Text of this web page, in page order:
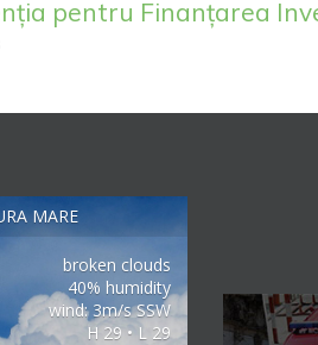
pentru Finanțarea
MARE
broken clouds
40% humidity
wind: 3m/s SSW
H 29 • L 29